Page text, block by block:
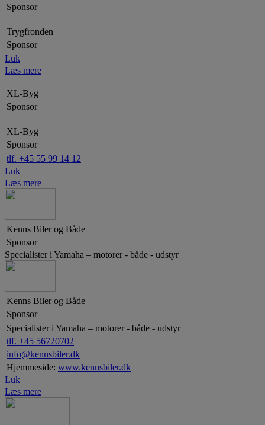
Sponsor
Trygfronden
Sponsor
Luk
Læs mere
XL-Byg
Sponsor
XL-Byg
Sponsor
tlf. +45 55 99 14 12
Luk
Læs mere
Kenns Biler og Både
Sponsor
Specialister i Yamaha – motorer - både - udstyr
Kenns Biler og Både
Sponsor
Specialister i Yamaha – motorer - både - udstyr
tlf. +45 56720702
info@kennsbiler.dk
Hjemmeside: www.kennsbiler.dk
Luk
Læs mere